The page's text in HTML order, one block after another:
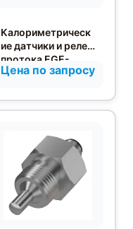
Калориметрическ
ие датчики и реле
протока EGE-
Elektronik серии
высокотемперату
рном исполнении
Цена по запросу